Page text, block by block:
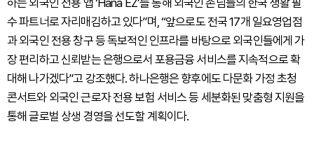
수 파트너로 자리매김하고 있다”며, “앞으로도 전국 17개 일요영업점
과 외국인 전용 창구 등 독보적인 인프라를 바탕으로 외국인들에게 가
장 편리하고 신뢰받는 은행으로서 포용금융 서비스를 지속적으로 확
대해 나가겠다”고 강조했다. 하나은행은 향후에도 다문화 가정 초청
콘서트와 외국인 근로자 전용 보험 서비스 등 세분화된 맞춤형 지원을
통해 글로벌 상생 경영을 선도할 계획이다.